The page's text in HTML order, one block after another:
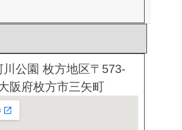
川公園 枚方地区〒573-
阪府枚方市三矢町